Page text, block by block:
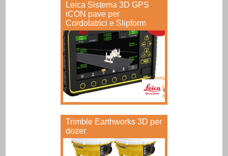
Leica Sistema 3D GPS
iCON pave per
Cordolatrici e Slipform
Trimble Earthworks 3D per
dozer